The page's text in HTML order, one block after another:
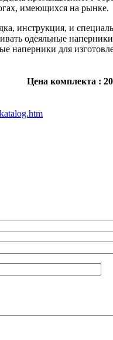
имеющихся на рынке.
инструкция, и
одеяльные
наперники для
Цена комплекта :